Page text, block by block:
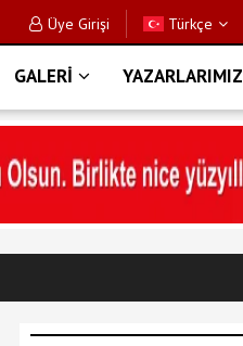
Üye Girişi Türkçe
GALERİ YAZARLARIMIZ